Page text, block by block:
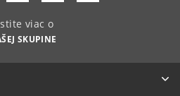
viac o
SKUPINE